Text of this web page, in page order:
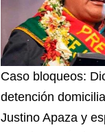
Caso bloqueos:
detención
Justino Apaza y